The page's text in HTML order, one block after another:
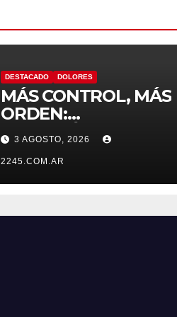
DESTACADO DOLORES
MÁS CONTROL, MÁS
ORDEN:
CONTINÚAN LOS
OPERATIVOS
PREVENTIVOS DE
TRÁNSITO EN
3 AGOSTO, 2026
2245.COM.AR